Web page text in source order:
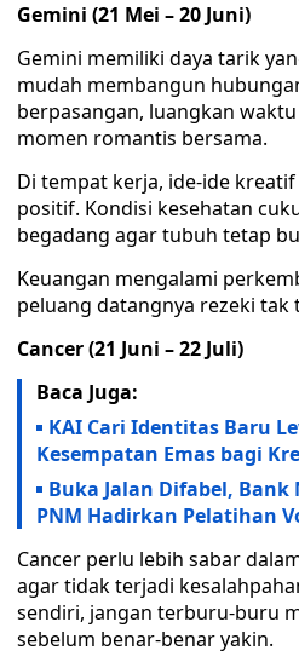
Gemini (21 Mei – 20 Juni)
Gemini memiliki daya tarik
mudah membangun
berpasangan, luangkan
momen romantis bersama.
Di tempat kerja, ide-ide
positif. Kondisi kesehatan
begadang agar tubuh tetap
Keuangan mengalami
peluang datangnya rezeki tak
Cancer (21 Juni – 22 Juli)
Baca Juga:
KAI Cari Identitas Baru
Kesempatan Emas bagi
Buka Jalan Difabel, Bank
PNM Hadirkan Pelatihan
Cancer perlu lebih sabar
agar tidak terjadi
sendiri, jangan terburu-buru
sebelum benar-benar yakin.